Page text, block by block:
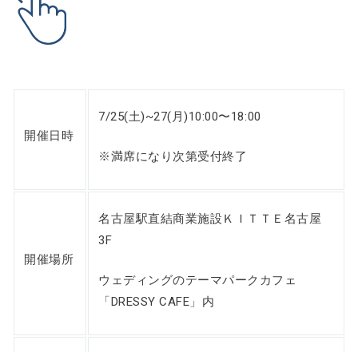
開催日時
7/25(土)~27(月)10:00〜18:00
※満席になり次第受付終了
開催場所
名古屋駅直結商業施設ＫＩＴＴＥ名古屋
3F
ウェディングのテーマパークカフェ
「DRESSY CAFE」内